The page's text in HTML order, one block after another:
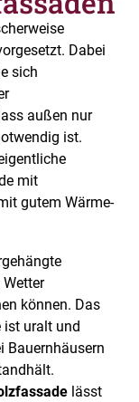
Dabei
sich
außen nur
ist.
mit
gutem Wärme-
können. Das
ist uralt und
Bauernhäusern
lässt